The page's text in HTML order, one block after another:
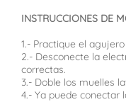
INSTRUCCIONES DE
1.- Practique el
2.- Desconecte la
correctas.
3.- Doble los muelles
4.- Ya puede conectar